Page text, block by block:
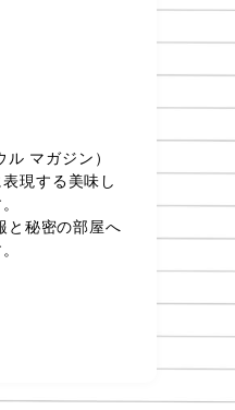
マガジン）
現する美味し
と秘密の部屋へ